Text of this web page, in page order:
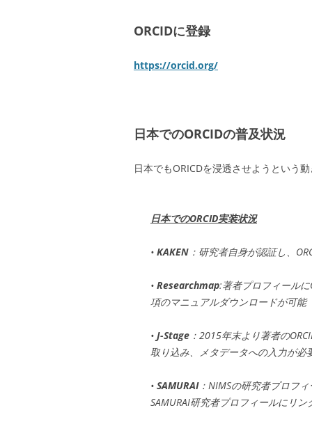
ORCIDに登録
https://orcid.org/
日本でのORCIDの普及状況
日本でもORICDを浸透させようという
日本でのORCID実装状況
• KAKEN ：研究者自身が認証し、
• Researchmap:著者プロフィールに
項のマニュアルダウンロードが可
• J-Stage ：2015年末より著者の
取り込み、メタデータへの入力が必
• SAMURAI：NIMSの研究者プロフ
SAMURAI研究者プロフィールにリ